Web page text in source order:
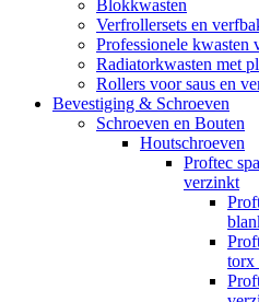
Blokkwasten
Verfrollersets en
Professionele kwasten
Radiatorkwasten met
Rollers voor saus en
Bevestiging & Schroeven
Schroeven en Bouten
Houtschroeven
Proftec
verzinkt
torx